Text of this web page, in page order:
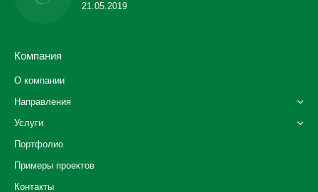
21.05.2019
Компания
О компании
Направления
Услуги
Портфолио
Примеры проектов
Контакты